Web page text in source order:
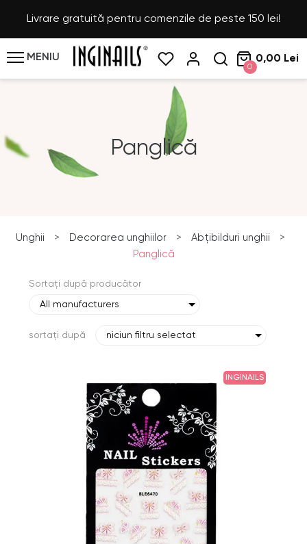
Livrare gratuită pentru comenzile de peste 150 lei!
MENIU
0
0,00 Lei
Panglică
Unghii > Decorarea unghiilor > Abțibilduri unghii
>
Panglică
Sortați după producător
All manufacturers
sortați după niciun filtru selectat
INGINAILS